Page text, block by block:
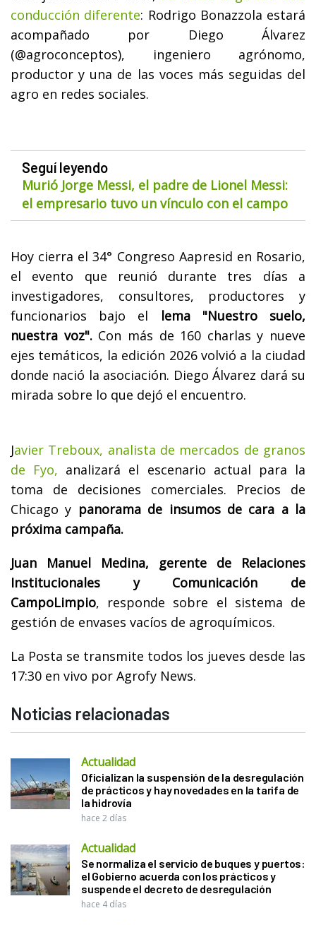
conducción diferente: Rodrigo Bonazzola estará
acompañado por Diego Álvarez
(@agroconceptos), ingeniero agrónomo,
productor y una de las voces más seguidas del
agro en redes sociales.
Seguí leyendo
Murió Jorge Messi, el padre de Lionel Messi:
el empresario tuvo un vínculo con el campo
Hoy cierra el 34° Congreso Aapresid en Rosario,
el evento que reunió durante tres días a
investigadores, consultores, productores y
funcionarios bajo el lema "Nuestro suelo,
nuestra voz".Con más de 160 charlas y nueve
ejes temáticos, la edición 2026 volvió a la ciudad
donde nació la asociación. Diego Álvarez dará su
mirada sobre lo que dejó el encuentro.
Javier Treboux, analista de mercados de granos
de Fyo, analizará el escenario actual para la
toma de decisiones comerciales. Precios de
Chicago y panorama de insumos de cara a la
próxima campaña.
Juan Manuel Medina, gerente de Relaciones
Institucionales y Comunicación de
CampoLimpio, responde sobre el sistema de
gestión de envases vacíos de agroquímicos.
La Posta se transmite todos los jueves desde las
17:30 en vivo por Agrofy News.
Noticias relacionadas
Actualidad
Oficializan la suspensión de la desregulación
de prácticos y hay novedades en la tarifa de
la hidrovía
hace 2 días
Actualidad
Se normaliza el servicio de buques y puertos:
el Gobierno acuerda con los prácticos y
suspende el decreto de desregulación
hace 4 días